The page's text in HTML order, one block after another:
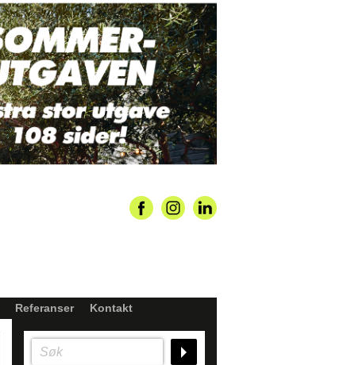
Referanser Kontakt